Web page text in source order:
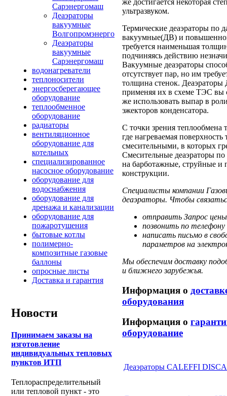
Сарэнергомаш
Деаэраторы
вакуумные
Волгопромэнерго
Деаэраторы
вакуумные
Сарэнергомаш
водонагреватели
теплоносители
энергосберегающее
оборудование
теплообменное
оборудование
радиаторы
вентиляционное
оборудование для
котельных
специализированное
насосное оборудование
оборудование для
водоснабжения
оборудование для
дренажа и канализации
оборудование для
пожаротушения
бытовые котлы
полимерно-
композитные газовые
баллоны
опросные листы
Доставка и гарантия
Новости
Принимаем заказы на
изготовление
индивидуальных тепловых
пунктов ИТП
Теплораспределительный
или тепловой пункт - это
ультразвуком.
Термические деаэраторы по
вакуумные(ДВ) и
требуется наименьшая
подчиняясь действию
Вакуумные деаэраторы
отсутствует пар, но им
толщина стенок.
применяя их в схеме ТЭС вы
же использовать выпар в
эжекторов конденсатора.
С точки зрения теплообмена
где нагреваемая
смесительными, в которых
Смесительные деаэраторы по
на барботажные, струйные и
конструкции.
Специалисты компании
деаэраторы. Чтобы
отправить Запрос цены
позвонить по
написать письмо в
параметров на
Мы обеспечим доставку
и ближнего зарубежья.
Информация о
оборудования
Информация о
оборудование
Деаэраторы CALEFFI